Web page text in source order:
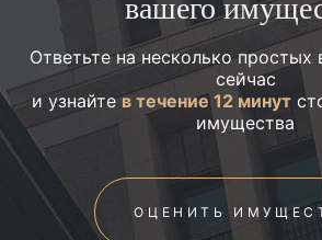
Ответьте на несколько
сейчас
и узнайтев течение 12 минут
имущества
ОЦЕНИТЬ